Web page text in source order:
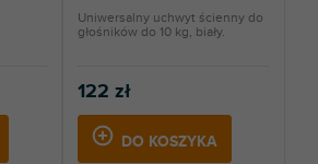
122 zł
DO KOSZYKA
Uniwersalny uchwyt ścienny do
głośników do 10 kg, biały.